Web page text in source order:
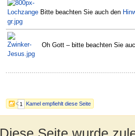
1 Kamel empfiehlt diese Seite
Bitte beachten Sie auch den
Oh Gott – bitte beachten Sie